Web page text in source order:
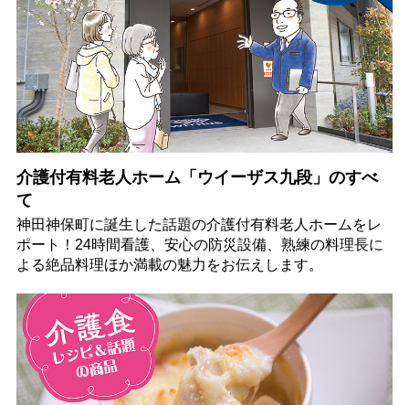
介護付有料老人ホーム「ウイーザス九段」のすべ
て
神田神保町に誕生した話題の介護付有料老人ホームをレ
ポート！24時間看護、安心の防災設備、熟練の料理長に
よる絶品料理ほか満載の魅力をお伝えします。